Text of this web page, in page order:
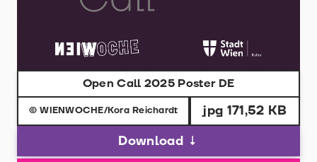
Open Call 2025 Poster DE
© WIENWOCHE/Kora Reichardt
jpg 171,52 KB
Download